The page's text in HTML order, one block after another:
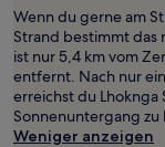
Wenn du gerne am
Strand bestimmt das
ist nur 5,4 km vom
entfernt. Nach nur
erreichst du Lhoknga
Sonnenuntergang zu
Weniger anzeigen